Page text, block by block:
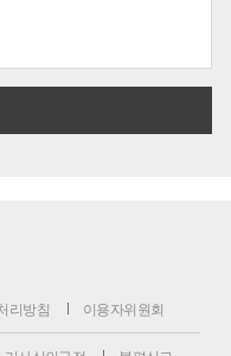
리방침 이용자위원회